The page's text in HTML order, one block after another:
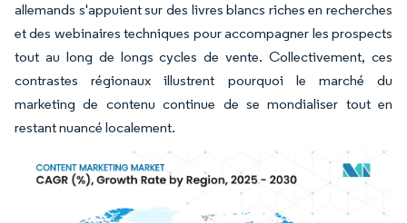
allemands s'appuient sur des livres blancs riches en recherches
et des webinaires techniques pour accompagner les prospects
tout au long de longs cycles de vente. Collectivement, ces
contrastes régionaux illustrent pourquoi le marché du
marketing de contenu continue de se mondialiser tout en
restant nuancé localement.